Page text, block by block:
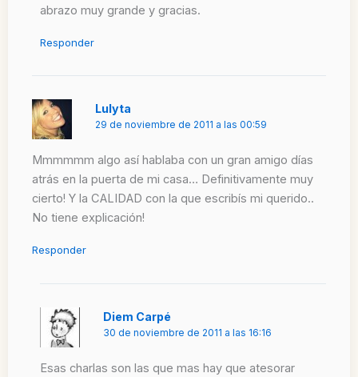
abrazo muy grande y gracias.
Responder
Lulyta
29 de noviembre de 2011 a las 00:59
Mmmmmm algo así hablaba con un gran amigo días
atrás en la puerta de mi casa… Definitivamente muy
cierto! Y la CALIDAD con la que escribís mi querido..
No tiene explicación!
Responder
Diem Carpé
30 de noviembre de 2011 a las 16:16
Esas charlas son las que mas hay que atesorar